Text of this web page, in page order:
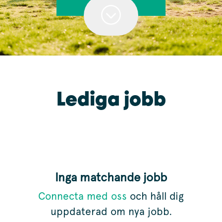
Lediga jobb
Skrolla för mer innehåll
Lediga jobb
Inga matchande jobb
Connecta med oss och håll dig
uppdaterad om nya jobb.